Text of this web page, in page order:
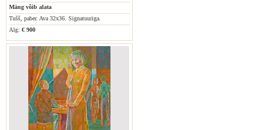
Mäng võib alata
Tušš, paber. Ava 32x36. Signatuuriga.
Alg: € 900